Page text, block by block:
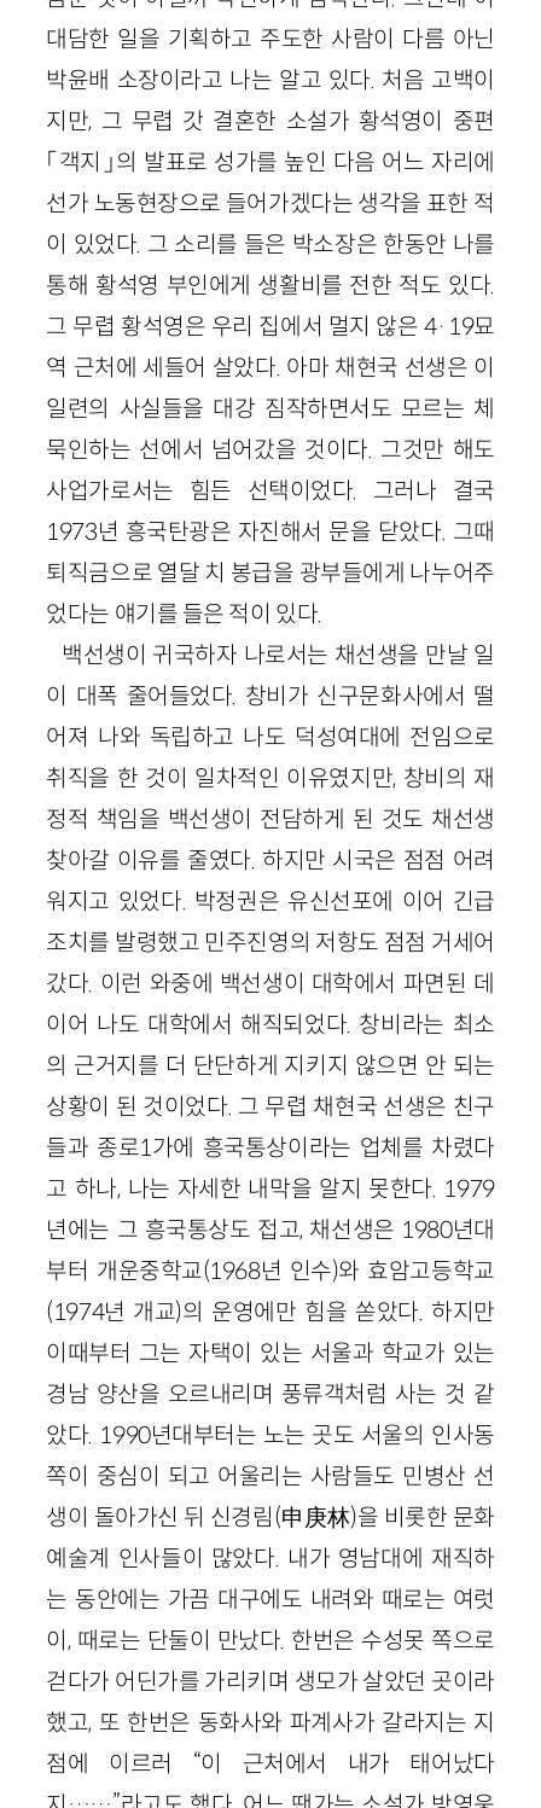
대담한 일을 기획하고 주도한 사람이 다름 아닌
박윤배 소장이라고 나는 알고 있다. 처음 고백이
지만, 그 무렵 갓 결혼한 소설가 황석영이 중편
「객지」의 발표로 성가를 높인 다음 어느 자리에
선가 노동현장으로 들어가겠다는 생각을 표한 적
이 있었다. 그 소리를 들은 박소장은 한동안 나를
통해 황석영 부인에게 생활비를 전한 적도 있다.
그 무렵 황석영은 우리 집에서 멀지 않은 4·19묘
역 근처에 세들어 살았다. 아마 채현국 선생은 이
일련의 사실들을 대강 짐작하면서도 모르는 체
묵인하는 선에서 넘어갔을 것이다. 그것만 해도
사업가로서는 힘든 선택이었다. 그러나 결국
1973년 흥국탄광은 자진해서 문을 닫았다. 그때
퇴직금으로 열달 치 봉급을 광부들에게 나누어주
었다는 얘기를 들은 적이 있다.
백선생이 귀국하자 나로서는 채선생을 만날 일
이 대폭 줄어들었다. 창비가 신구문화사에서 떨
어져 나와 독립하고 나도 덕성여대에 전임으로
취직을 한 것이 일차적인 이유였지만, 창비의 재
정적 책임을 백선생이 전담하게 된 것도 채선생
찾아갈 이유를 줄였다. 하지만 시국은 점점 어려
워지고 있었다. 박정권은 유신선포에 이어 긴급
조치를 발령했고 민주진영의 저항도 점점 거세어
갔다. 이런 와중에 백선생이 대학에서 파면된 데
이어 나도 대학에서 해직되었다. 창비라는 최소
의 근거지를 더 단단하게 지키지 않으면 안 되는
상황이 된 것이었다. 그 무렵 채현국 선생은 친구
들과 종로1가에 흥국통상이라는 업체를 차렸다
고 하나, 나는 자세한 내막을 알지 못한다. 1979
년에는 그 흥국통상도 접고, 채선생은 1980년대
부터 개운중학교(1968년 인수)와 효암고등학교
(1974년 개교)의 운영에만 힘을 쏟았다. 하지만
이때부터 그는 자택이 있는 서울과 학교가 있는
경남 양산을 오르내리며 풍류객처럼 사는 것 같
았다. 1990년대부터는 노는 곳도 서울의 인사동
쪽이 중심이 되고 어울리는 사람들도 민병산 선
생이 돌아가신 뒤 신경림(申庚林)을 비롯한 문화
예술계 인사들이 많았다. 내가 영남대에 재직하
는 동안에는 가끔 대구에도 내려와 때로는 여럿
이, 때로는 단둘이 만났다. 한번은 수성못 쪽으로
걷다가 어딘가를 가리키며 생모가 살았던 곳이라
했고, 또 한번은 동화사와 파계사가 갈라지는 지
점에 이르러 “이 근처에서 내가 태어났다